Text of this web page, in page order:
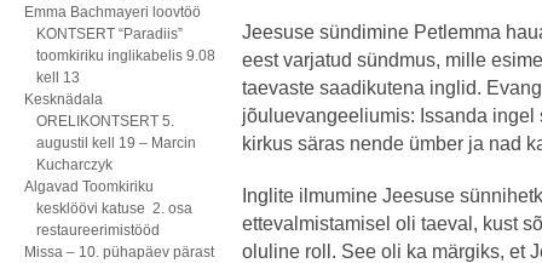
Emma Bachmayeri loovtöö
KONTSERT “Paradiis”
toomkiriku inglikabelis 9.08
kell 13
Kesknädala
ORELIKONTSERT 5.
augustil kell 19 – Marcin
Kucharczyk
Algavad Toomkiriku
kesklöövi katuse 2. osa
restaureerimistööd
Missa – 10. pühapäev pärast
Jeesuse sündimine Petlemma
eest varjatud sündmus, mille
taevaste saadikutena inglid.
jõuluevangeeliumis: Issanda
kirkus säras nende ümber ja nad
Inglite ilmumine Jeesuse
ettevalmistamisel oli taeval, kust
oluline roll. See oli ka märgiks, et